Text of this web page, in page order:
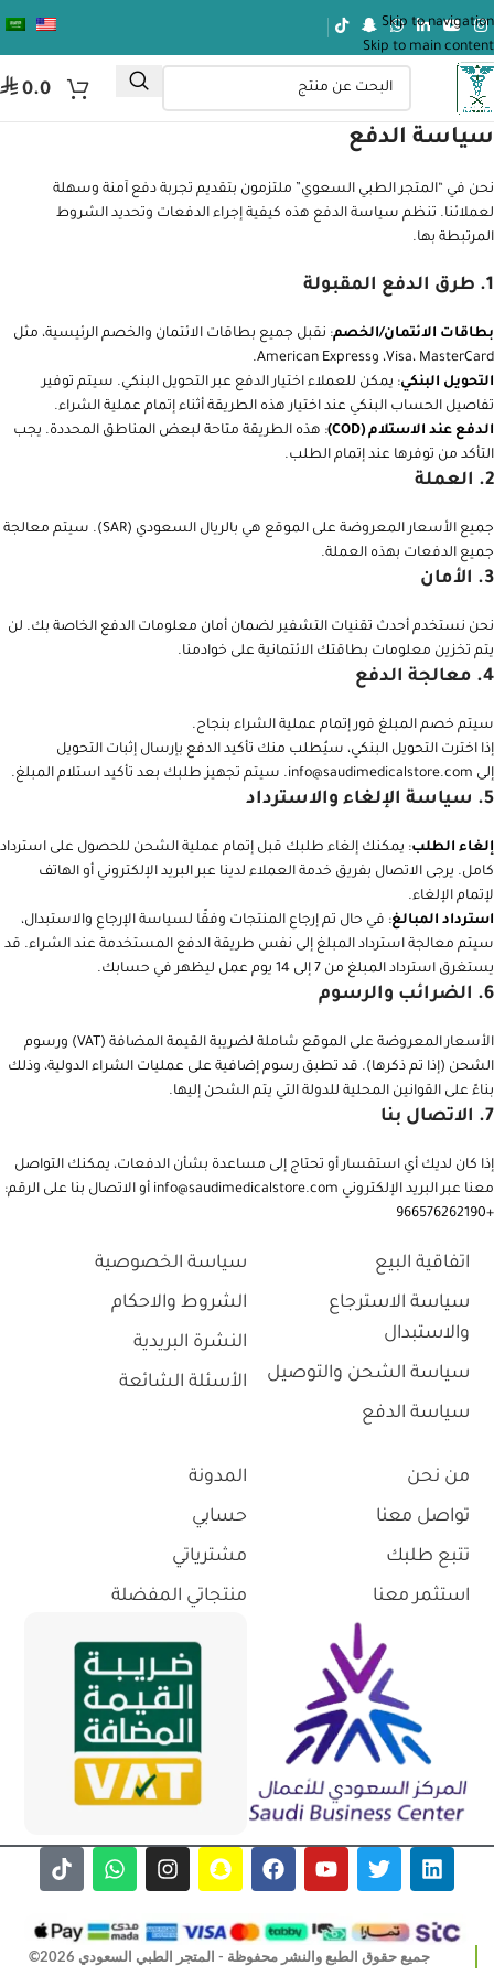
Skip to navigation
Skip to main content
⃁ 0.0
سياسة الدفع
نحن في “المتجر الطبي السعوي” ملتزمون بتقديم تجربة دفع آمنة وسهلة
لعملائنا. تنظم سياسة الدفع هذه كيفية إجراء الدفعات وتحديد الشروط
المرتبطة بها.
1. طرق الدفع المقبولة
بطاقات الائتمان/الخصم: نقبل جميع بطاقات الائتمان والخصم الرئيسية، مثل
Visa، MasterCard، وAmerican Express.
التحويل البنكي: يمكن للعملاء اختيار الدفع عبر التحويل البنكي. سيتم توفير
تفاصيل الحساب البنكي عند اختيار هذه الطريقة أثناء إتمام عملية الشراء.
الدفع عند الاستلام (COD)
: هذه الطريقة متاحة لبعض المناطق المحددة. يجب
التأكد من توفرها عند إتمام الطلب.
2. العملة
جميع الأسعار المعروضة على الموقع هي بالريال السعودي (SAR). سيتم معالجة
جميع الدفعات بهذه العملة.
3. الأمان
نحن نستخدم أحدث تقنيات التشفير لضمان أمان معلومات الدفع الخاصة بك. لن
يتم تخزين معلومات بطاقتك الائتمانية على خوادمنا.
4. معالجة الدفع
سيتم خصم المبلغ فور إتمام عملية الشراء بنجاح.
إذا اخترت التحويل البنكي، سيُطلب منك تأكيد الدفع بإرسال إثبات التحويل
إلى info@saudimedicalstore.com. سيتم تجهيز طلبك بعد تأكيد استلام المبلغ.
5. سياسة الإلغاء والاسترداد
إلغاء الطلب: يمكنك إلغاء طلبك قبل إتمام عملية الشحن للحصول على استرداد
كامل. يرجى الاتصال بفريق خدمة العملاء لدينا عبر البريد الإلكتروني أو الهاتف
لإتمام الإلغاء.
استرداد المبالغ: في حال تم إرجاع المنتجات وفقًا لسياسة الإرجاع والاستبدال،
سيتم معالجة استرداد المبلغ إلى نفس طريقة الدفع المستخدمة عند الشراء. قد
يستغرق استرداد المبلغ من 7 إلى 14 يوم عمل ليظهر في حسابك.
6. الضرائب والرسوم
الأسعار المعروضة على الموقع شاملة لضريبة القيمة المضافة (VAT) ورسوم
الشحن (إذا تم ذكرها). قد تطبق رسوم إضافية على عمليات الشراء الدولية، وذلك
بناءً على القوانين المحلية للدولة التي يتم الشحن إليها.
7. الاتصال بنا
إذا كان لديك أي استفسار أو تحتاج إلى مساعدة بشأن الدفعات، يمكنك التواصل
معنا عبر البريد الإلكتروني info@saudimedicalstore.com أو الاتصال بنا على الرقم:
+966576262190
اتفاقية البيع
سياسة الاسترجاع
والاستبدال
سياسة الشحن والتوصيل
سياسة الدفع
سياسة الخصوصية
الشروط والاحكام
النشرة البريدية
الأسئلة الشائعة
من نحن
تواصل معنا
تتبع طلبك
استثمر معنا
المدونة
حسابي
مشترياتي
منتجاتي المفضلة
جميع حقوق الطبع والنشر محفوظة - المتجر الطبي السعودي 2026©